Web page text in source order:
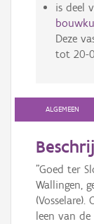
is deel
Deze
tot 20-
ALGEMEEN
"Goed ter
Wallingen,
leen van